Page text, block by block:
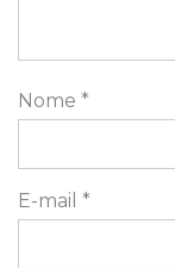
Nome *
E-mail *